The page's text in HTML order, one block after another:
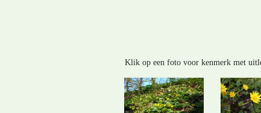
Klik op een foto voor kenmerk met